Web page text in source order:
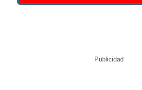
Publicidad